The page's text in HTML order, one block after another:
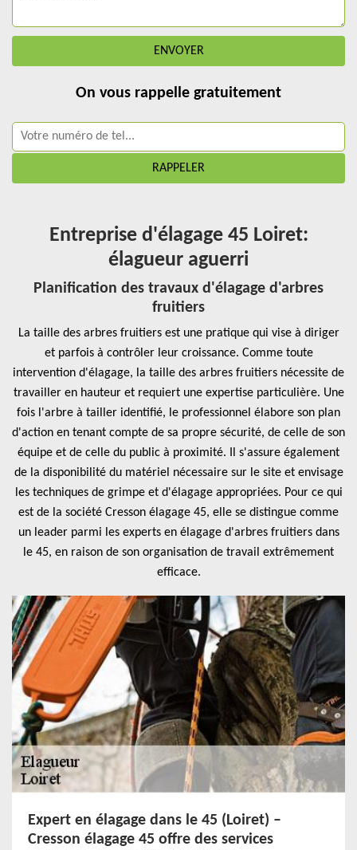
On vous rappelle gratuitement
Entreprise d'élagage 45 Loiret:
élagueur aguerri
Planification des travaux d'élagage d'arbres
fruitiers
La taille des arbres fruitiers est une pratique qui vise à diriger
et parfois à contrôler leur croissance. Comme toute
intervention d'élagage, la taille des arbres fruitiers nécessite de
travailler en hauteur et requiert une expertise particulière. Une
fois l'arbre à tailler identifié, le professionnel élabore son plan
d'action en tenant compte de sa propre sécurité, de celle de son
équipe et de celle du public à proximité. Il s'assure également
de la disponibilité du matériel nécessaire sur le site et envisage
les techniques de grimpe et d'élagage appropriées. Pour ce qui
est de la société Cresson élagage 45, elle se distingue comme
un leader parmi les experts en élagage d'arbres fruitiers dans
le 45, en raison de son organisation de travail extrêmement
efficace.
Expert en élagage dans le 45 (Loiret) –
Cresson élagage 45 offre des services